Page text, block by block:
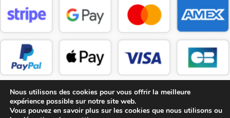
Nous utilisons des cookies pour vous offrir la meilleure
expérience possible sur notre site web.
Vous pouvez en savoir plus sur les cookies que nous utilisons ou